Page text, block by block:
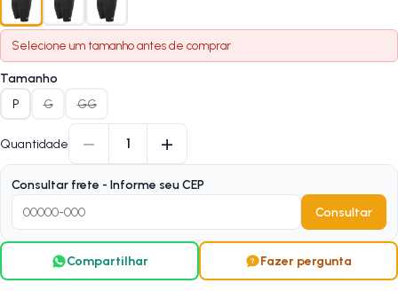
Selecione um tamanho antes de comprar
Tamanho
P
G GG
Quantidade − 1 +
Consultar frete - Informe seu CEP
Consultar
Compartilhar Fazer pergunta